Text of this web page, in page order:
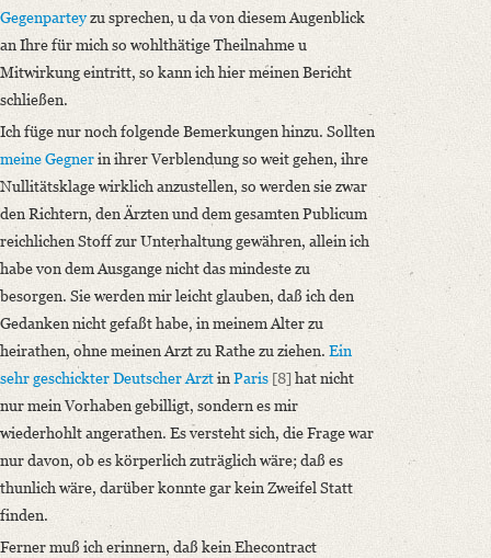
Gegenparteyzu sprechen, u da von diesem Augenblick
an Ihre für mich so wohlthätige Theilnahme u
Mitwirkung eintritt, so kann ich hier meinen Bericht
schließen.
Ich füge nur noch folgende Bemerkungen hinzu. Sollten
meine Gegnerin ihrer Verblendung so weit gehen, ihre
Nullitätsklage wirklich anzustellen, so werden sie zwar
den Richtern, den Ärzten und dem gesamten Publicum
reichlichen Stoff zur Unterhaltung gewähren, allein ich
habe von dem Ausgange nicht das mindeste zu
besorgen. Sie werden mir leicht glauben, daß ich den
Gedanken nicht gefaßt habe, in meinem Alter zu
heirathen, ohne meinen Arzt zu Rathe zu ziehen. Ein
sehr geschickter Deutscher ArztinParis [8] hat nicht
nur mein Vorhaben gebilligt, sondern es mir
wiederhohlt angerathen. Es versteht sich, die Frage war
nur davon, ob es körperlich zuträglich wäre; daß es
thunlich wäre, darüber konnte gar kein Zweifel Statt
finden.
Ferner muß ich erinnern, daß kein Ehecontract